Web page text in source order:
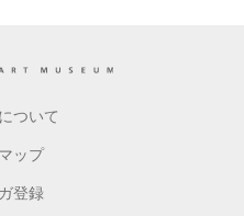
ついて
ップ
登録